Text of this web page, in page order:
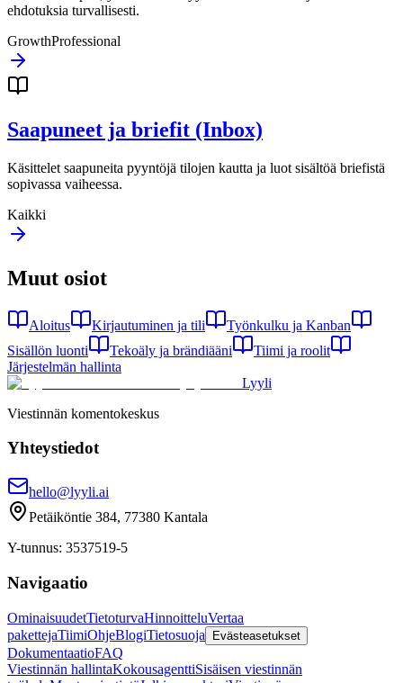
ehdotuksia turvallisesti.
GrowthProfessional
Saapuneet ja briefit (Inbox)
Käsittelet saapuneita pyyntöjä tilojen kautta ja luot sisältöä briefistä
sopivassa vaiheessa.
Kaikki
Muut osiot
Aloitus Kirjautuminen ja tili
Työnkulku ja Kanban
Sisällön luonti
Tekoäly ja brändiääni
Tiimi ja roolit
Järjestelmän hallinta
Lyyli
Viestinnän komentokeskus
Yhteystiedot
hello@lyyli.ai
Petäiköntie 384, 77380 Kantala
Y-tunnus: 3537519-5
Navigaatio
OminaisuudetTietoturvaHinnoitteluVertaa
pakettejaTiimiOhjeBlogiTietosuoja Evästeasetukset
DokumentaatioFAQ
Viestinnän hallintaKokousagenttiSisäisen viestinnän